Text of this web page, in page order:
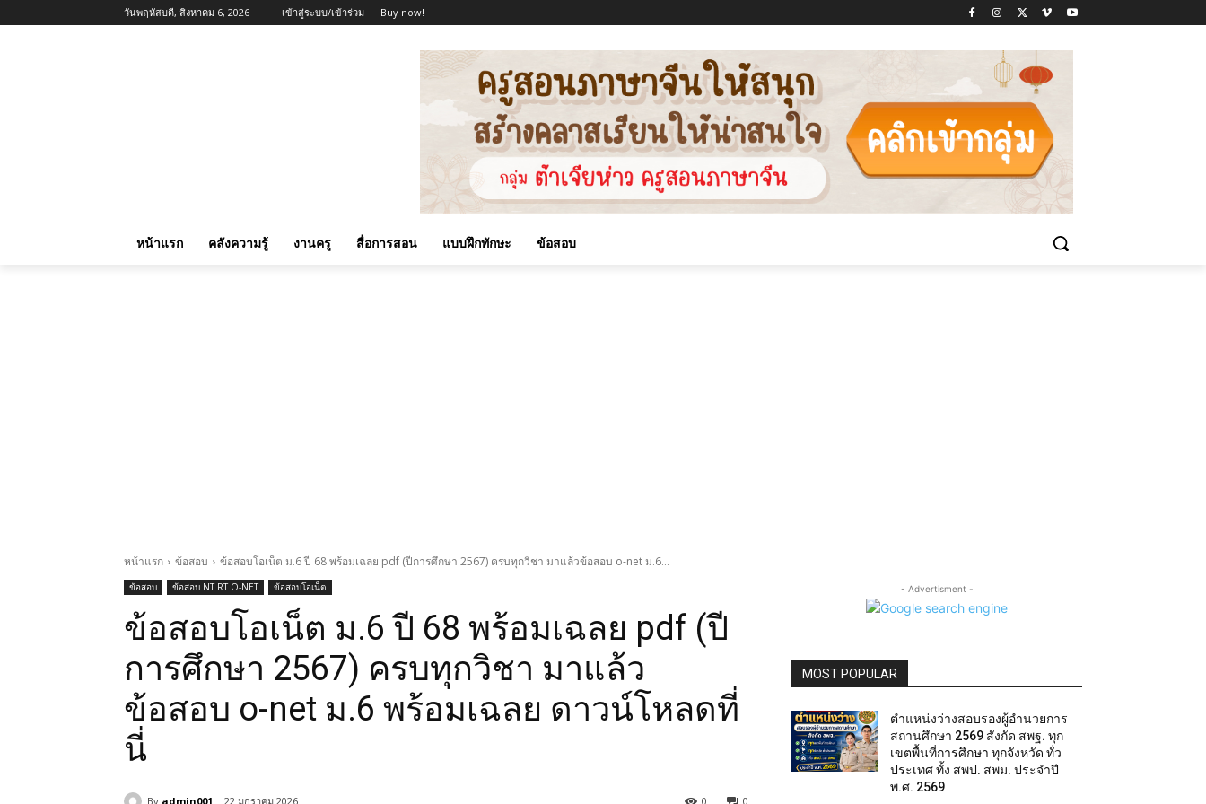
วันพฤหัสบดี, สิงหาคม 6, 2026 เข้าสู่ระบบ/เข้าร่วม Buy now!
หน้าแรก คลังความรู้ งานครู สื่อการสอน แบบฝึกทักษะ ข้อสอบ
หน้าแรก ข้อสอบ ข้อสอบโอเน็ต ม.6 ปี 68 พร้อมเฉลย pdf (ปีการศึกษา 2567) ครบทุกวิชา มาแล้วข้อสอบ o-net ม.6...
ข้อสอบ ข้อสอบ NT RT O-NET ข้อสอบโอเน็ต
ข้อสอบโอเน็ต ม.6 ปี 68 พร้อมเฉลย pdf (ปี
การศึกษา 2567) ครบทุกวิชา มาแล้ว
ข้อสอบ o-net ม.6 พร้อมเฉลย ดาวน์โหลดที่
นี่
By admin001 22 มกราคม 2026 0
0
- Advertisment -
MOST POPULAR
ตำแหน่งว่างสอบรองผู้อำนวยการ
สถานศึกษา 2569 สังกัด สพฐ. ทุก
เขตพื้นที่การศึกษา ทุกจังหวัด ทั่ว
ประเทศ ทั้ง สพป. สพม. ประจำปี
พ.ศ. 2569